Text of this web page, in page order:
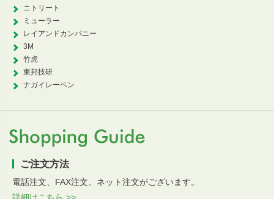
ニトリート
ミューラー
レイアンドカンパニー
3M
竹虎
東邦技研
ナガイレーベン
ご注文方法
電話注文、FAX注文、ネット注文がございます。